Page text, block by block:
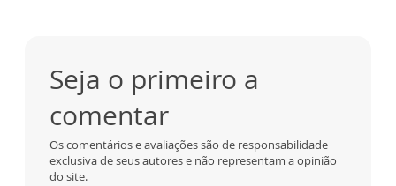
Seja o primeiro a
comentar
Os comentários e avaliações são de responsabilidade
exclusiva de seus autores e não representam a opinião
do site.